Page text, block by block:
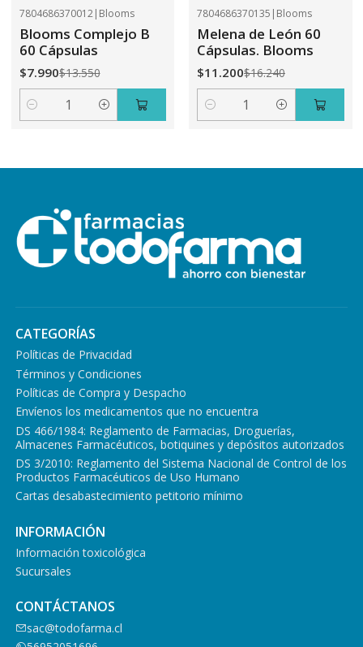
7804686370012| Blooms
Blooms Complejo B
60 Cápsulas
$7.990$13.550
Cantidad
7804686370135 | Blooms
Melena de León 60
Cápsulas. Blooms
$11.200$16.240
Cantidad
CATEGORÍAS
Políticas de Privacidad
Términos y Condiciones
Políticas de Compra y Despacho
Envíenos los medicamentos que no encuentra
DS 466/1984: Reglamento de Farmacias, Droguerías,
Almacenes Farmacéuticos, botiquines y depósitos autorizados
DS 3/2010: Reglamento del Sistema Nacional de Control de los
Productos Farmacéuticos de Uso Humano
Cartas desabastecimiento petitorio mínimo
INFORMACIÓN
Información toxicológica
Sucursales
CONTÁCTANOS
sac@todofarma.cl